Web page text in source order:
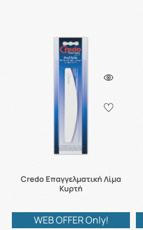
Credo Επαγγελματική Λίμα
Κυρτή
WEB OFFER Only!